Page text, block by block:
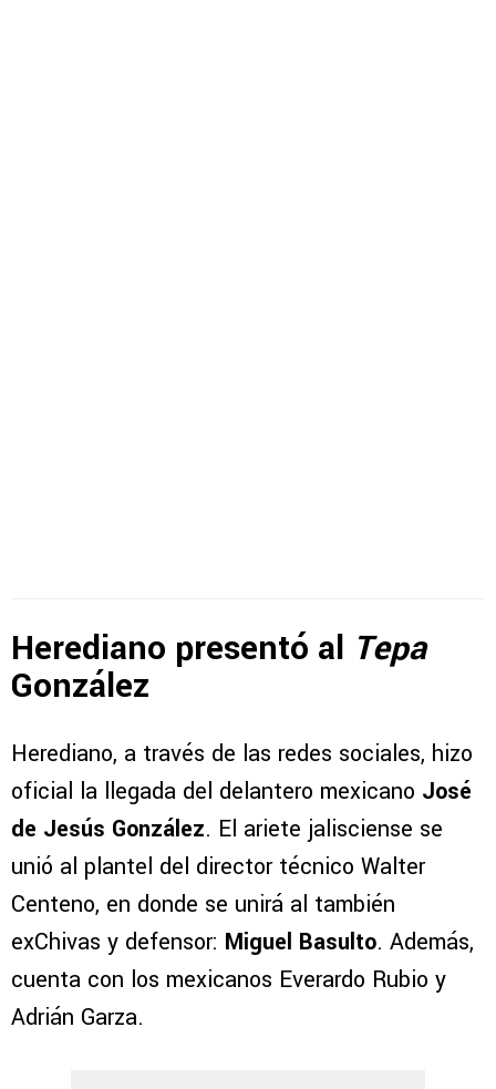
Herediano presentó al Tepa
González
Herediano, a través de las redes sociales, hizo
oficial la llegada del delantero mexicano José
de Jesús González. El ariete jalisciense se
unió al plantel del director técnico Walter
Centeno, en donde se unirá al también
exChivas y defensor: Miguel Basulto. Además,
cuenta con los mexicanos Everardo Rubio y
Adrián Garza.